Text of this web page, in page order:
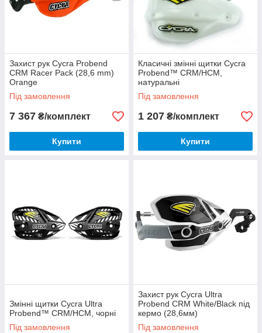
Захист рук Cycra Probend
CRM Racer Pack (28,6 mm)
Orange
Під замовлення
7 367 ₴/комплект
Купити
Класичні змінні щитки Cycra
Probend™ CRM/HCM,
натуральні
Під замовлення
1 207 ₴/комплект
Купити
Змінні щитки Cycra Ultra
Probend™ CRM/HCM, чорні
Під замовлення
Захист рук Cycra Ultra
Probend CRM White/Black під
кермо (28,6мм)
Під замовлення